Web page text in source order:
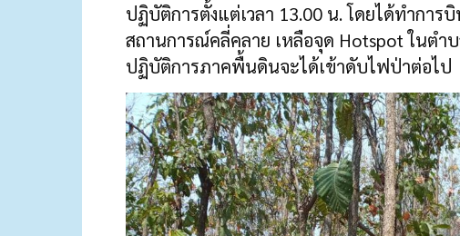
ปฏิบัติการตั้งแต่เวลา 13.00 น. โดยได้ทำกา
สถานการณ์คลี่คลาย เหลือจุด Hotspot ในตำ
ปฏิบัติการภาคพื้นดินจะได้เข้าดับไฟป่าต่อไป